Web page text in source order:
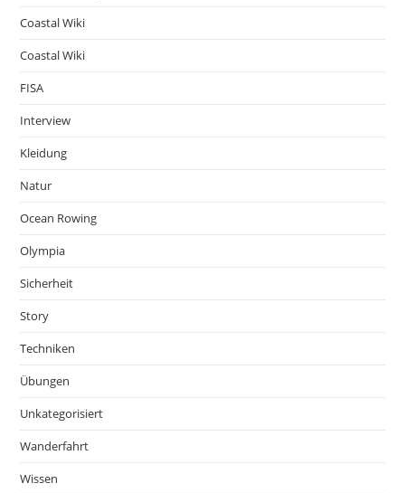
Coastal Wiki
Coastal Wiki
FISA
Interview
Kleidung
Natur
Ocean Rowing
Olympia
Sicherheit
Story
Techniken
Übungen
Unkategorisiert
Wanderfahrt
Wissen